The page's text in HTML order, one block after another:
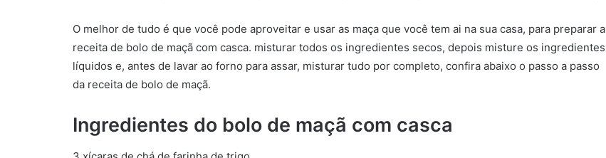
O melhor de tudo é que você pode aproveitar e usar as maça que você tem ai na sua casa, para preparar a
receita de bolo de maçã com casca. misturar todos os ingredientes secos, depois misture os ingredientes
líquidos e, antes de lavar ao forno para assar, misturar tudo por completo, confira abaixo o passo a passo
da receita de bolo de maçã.
Ingredientes do bolo de maçã com casca